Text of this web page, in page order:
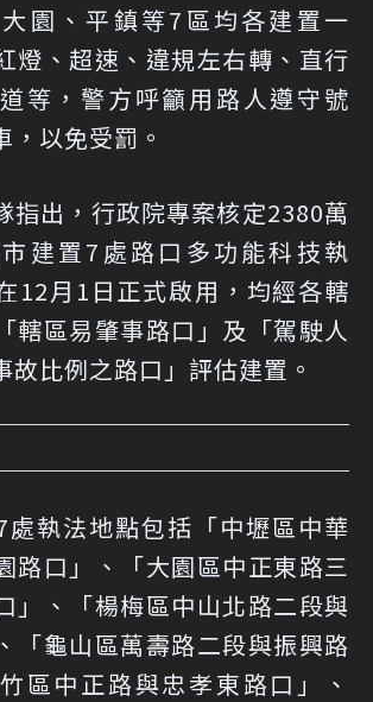
園、平鎮等7區均各建置一
燈、超速、違規左右轉、直行
等，警方呼籲用路人遵守號
，以免受罰。
指出，行政院專案核定2380萬
建置7處路口多功能科技執
12月1日正式啟用，均經各轄
轄區易肇事路口」及「駕駛人
故比例之路口」評估建置。
處執法地點包括「中壢區中華
路口」、「大園區中正東路三
」、「楊梅區中山北路二段與
「龜山區萬壽路二段與振興路
區中正路與忠孝東路口」、